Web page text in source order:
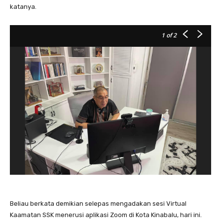
katanya.
1 of 2
Beliau berkata demikian selepas mengadakan sesi Virtual
Kaamatan SSK menerusi aplikasi Zoom di Kota Kinabalu, hari ini.